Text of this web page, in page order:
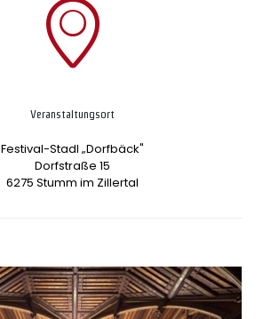
Veranstaltungsort
Festival-Stadl „Dorfbäck"
Dorfstraße 15
6275 Stumm im Zillertal